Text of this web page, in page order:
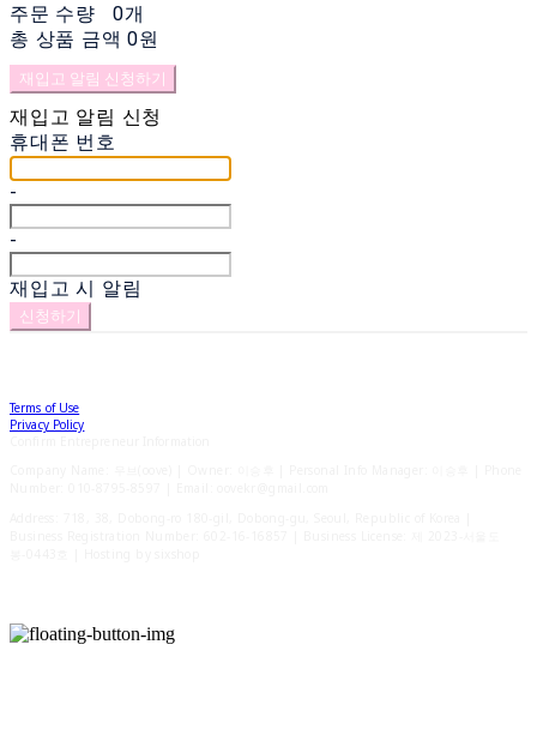
주문 수량
0개
총 상품 금액 0원
재입고 알림 신청하기
재입고 알림 신청
휴대폰 번호
-
-
재입고 시 알림
신청하기
Terms of Use
Privacy Policy